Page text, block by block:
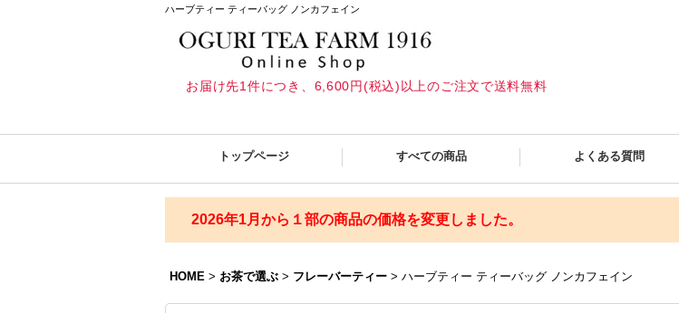
ハーブティー ティーバッグ ノンカフェイン
お届け先1件につき、6,600円(税込)以上のご注文で送料無料
トップページ すべての商品 よくある質問
2026年1月から１部の商品の価格を変更しました。
HOME > お茶で選ぶ > フレーバーティー > ハーブティー ティーバッグ ノンカフェイン